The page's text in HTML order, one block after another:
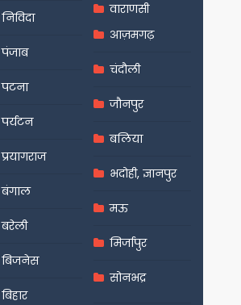
निविदा
पंजाब
पटना
पर्यटन
प्रयागराज
बंगाल
बरेली
बिजनेस
बिहार
वाराणसी
आज़मगढ़
चंदौली
जौनपुर
बलिया
भदोही, ज्ञानपुर
मऊ
मिर्जापुर
सोनभद्र